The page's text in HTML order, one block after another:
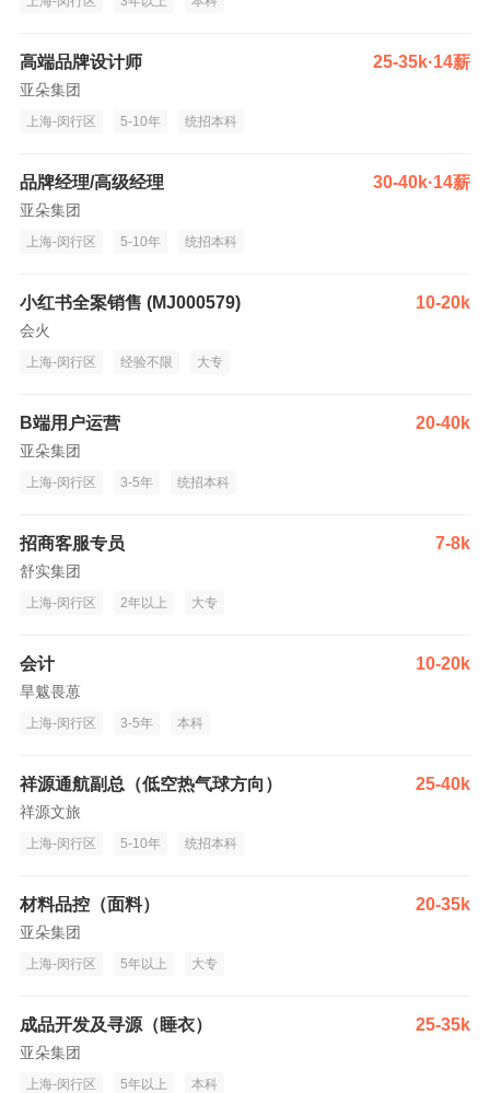
高端品牌设计师 25-35k·14薪
亚朵集团
上海-闵行区 5-10年 统招本科
品牌经理/高级经理 30-40k·14薪
亚朵集团
上海-闵行区 5-10年 统招本科
小红书全案销售 (MJ000579) 10-20k
会火
上海-闵行区 经验不限 大专
B端用户运营 20-40k
亚朵集团
上海-闵行区 3-5年 统招本科
招商客服专员 7-8k
舒实集团
上海-闵行区 2年以上 大专
会计 10-20k
旱魃畏葸
上海-闵行区 3-5年 本科
祥源通航副总（低空热气球方向） 25-40k
祥源文旅
上海-闵行区 5-10年 统招本科
材料品控（面料） 20-35k
亚朵集团
上海-闵行区 5年以上 大专
成品开发及寻源（睡衣） 25-35k
亚朵集团
上海-闵行区 5年以上 本科